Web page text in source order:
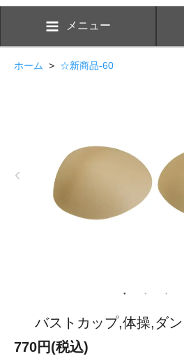
メニュー
ホーム > ☆新商品-60
バストカップ,体操,ダ
770円(税込)